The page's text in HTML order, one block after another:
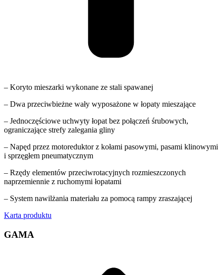
– Koryto mieszarki wykonane ze stali spawanej
– Dwa przeciwbieżne wały wyposażone w łopaty mieszające
– Jednoczęściowe uchwyty łopat bez połączeń śrubowych,
ograniczające strefy zalegania gliny
– Napęd przez motoreduktor z kołami pasowymi, pasami klinowymi
i sprzęgłem pneumatycznym
– Rzędy elementów przeciwrotacyjnych rozmieszczonych
naprzemiennie z ruchomymi łopatami
– System nawilżania materiału za pomocą rampy zraszającej
Karta produktu
GAMA